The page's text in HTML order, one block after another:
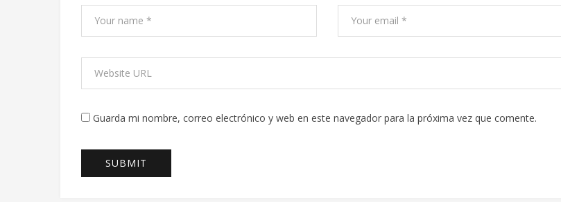
Guarda mi nombre, correo electrónico y web en este navegador para la próxima vez que comente.